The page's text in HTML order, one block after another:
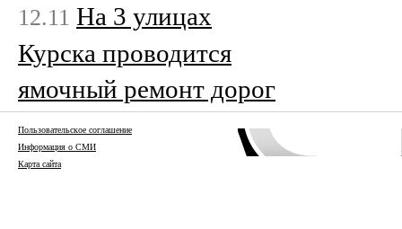
12.11 На 3 улицах
Курска проводится
ямочный ремонт дорог
Пользовательское соглашение
Информация о СМИ
Карта сайта